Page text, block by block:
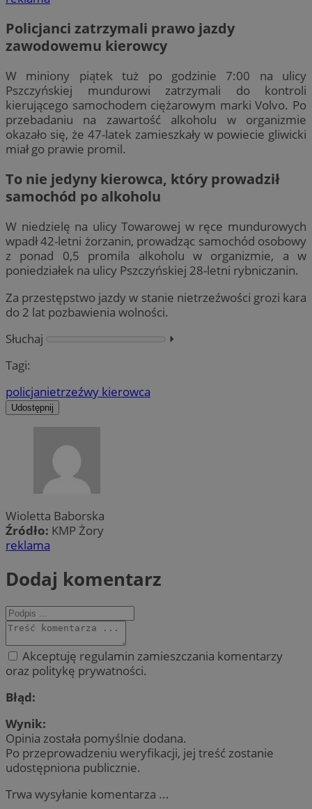
Policjanci zatrzymali prawo jazdy
zawodowemu kierowcy
W miniony piątek tuż po godzinie 7:00 na ulicy
Pszczyńskiej mundurowi zatrzymali do kontroli
kierującego samochodem ciężarowym marki Volvo. Po
przebadaniu na zawartość alkoholu w organizmie
okazało się, że 47-latek zamieszkały w powiecie gliwicki
miał go prawie promil.
To nie jedyny kierowca, który prowadził
samochód po alkoholu
W niedzielę na ulicy Towarowej w ręce mundurowych
wpadł 42-letni żorzanin, prowadząc samochód osobowy
z ponad 0,5 promila alkoholu w organizmie, a w
poniedziałek na ulicy Pszczyńskiej 28-letni rybniczanin.
Za przestępstwo jazdy w stanie nietrzeźwości grozi kara
do 2 lat pozbawienia wolności.
Słuchaj
⏵︎
Tagi:
policjanietrzeźwy kierowca
Udostępnij
Wioletta Baborska
Źródło: KMP Żory
reklama
Dodaj komentarz
Akceptuję regulamin zamieszczania komentarzy
oraz politykę prywatności.
Błąd:
Wynik:
Opinia została pomyślnie dodana.
Po przeprowadzeniu weryfikacji, jej treść zostanie
udostępniona publicznie.
Trwa wysyłanie komentarza ...